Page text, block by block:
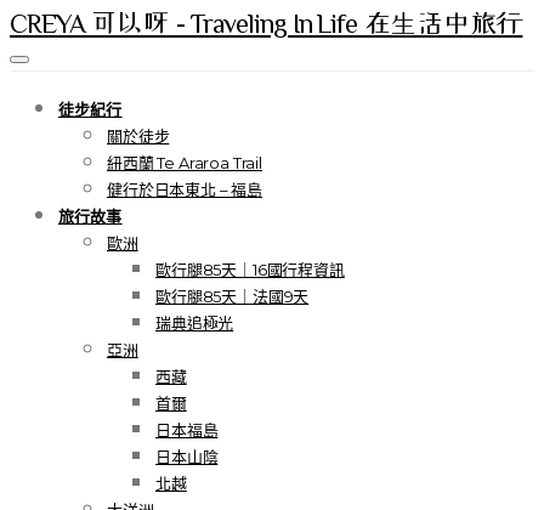
CREYA 可以呀 - Traveling In Life 在生活中旅行
徒步紀行
關於徒步
紐西蘭 Te Araroa Trail
健行於日本東北 – 福島
旅行故事
歐洲
歐行腿85天｜16國行程資訊
歐行腿85天｜法國9天
瑞典追極光
亞洲
西藏
首爾
日本福島
日本山陰
北越